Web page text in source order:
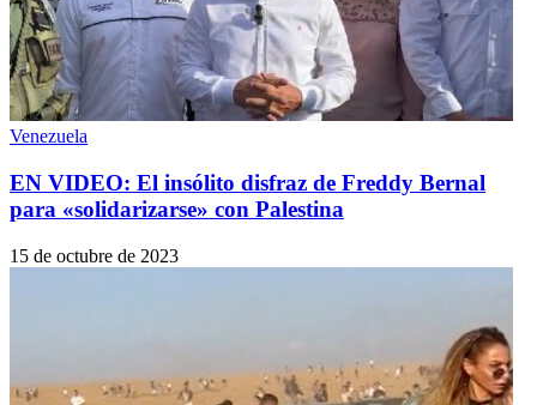
Venezuela
EN VIDEO: El insólito disfraz de Freddy Bernal
para «solidarizarse» con Palestina
15 de octubre de 2023